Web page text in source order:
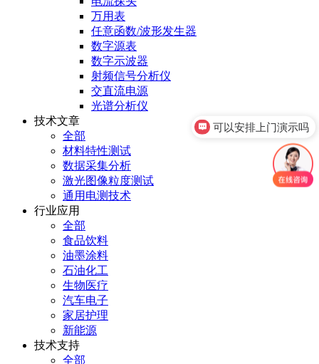
万用表
任意函数/波形发生器
数字源表
数字示波器
射频信号分析仪
交直流电源
光谱分析仪
技术文章
全部
材料特性测试
数据采集分析
激光图像粒度测试
通用电测技术
行业应用
全部
食品饮料
油墨涂料
石油化工
生物医疗
汽车电子
家居护理
新能源
技术支持
全部
可以安排上门演示吗